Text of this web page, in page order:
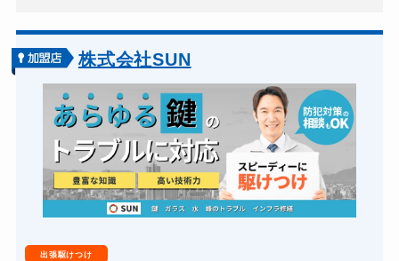
バイクカギ開け
スーツケースカギ開け 6,600円～(税込)
金庫カギ開け 6,600円～(税込)
金庫カギ修理 6,600円～(税込)
ロッカーカギ開け 6,600円～(税込み)
ドアノブカギ開け 6,600円～(税込)
株式会社SUN
出張駆けつけ